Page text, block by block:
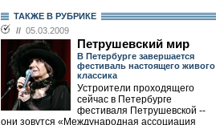
ТАКЖЕ В РУБРИКЕ
// 05.03.2009
Петрушевский мир
В Петербурге завершается
фестиваль настоящего живого
классика
Устроители проходящего
сейчас в Петербурге
фестиваля Петрушевской --
они зовутся «Международная ассоциация